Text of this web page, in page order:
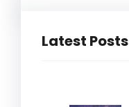
Latest Posts